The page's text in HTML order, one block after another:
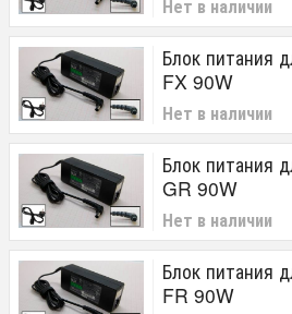
Нет в наличии
Блок питания
FX 90W
Нет в наличии
Блок питания
GR 90W
Нет в наличии
Блок питания
FR 90W